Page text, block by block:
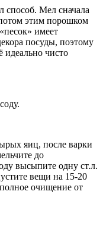
способ. Мел сначала
этим порошком
имеет
посуды, поэтому
идеально чисто
яиц, после варки
до
высыпите одну ст.л.
вещи на 15-20
очищение от